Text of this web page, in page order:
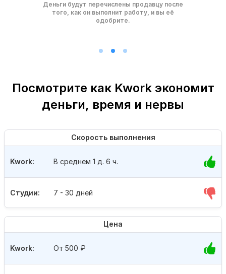
Деньги будут перечислены продавцу после
того, как он выполнит работу, и вы её
одобрите.
Посмотрите как Kwork экономит
деньги, время и нервы
Скорость выполнения
Студии: 7 - 30 дней
Kwork: В среднем 1 д. 6 ч.
Цена
Kwork: От 500 ₽